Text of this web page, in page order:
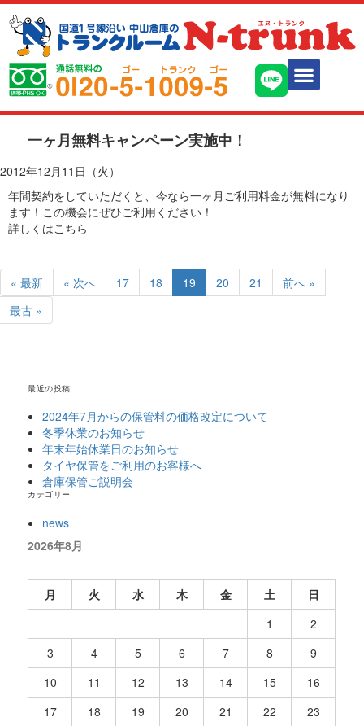
一ヶ月無料キャンペーン実施中！
2012年12月11日（火）
年間契約をしていただくと、今なら一ヶ月ご利用料金が無料になり
ます！この機会にぜひご利用ください！
詳しくはこちら
« 最新 « 次へ 17 18 19 20 21
前へ »
最古 »
最近の投稿
2024年7月からの保管料の価格改定について
冬季休業のお知らせ
年末年始休業日のお知らせ
タイヤ保管をご利用のお客様へ
倉庫保管ご説明会
カテゴリー
news
2026年8月
月 火 水 木 金 土
日
1
2
3
4 5 6 7 8
9
10
11 12 13 14 15
16
17
18 19 20 21 22
23